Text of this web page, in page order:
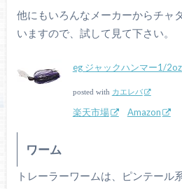
他にもいろんなメーカーからチャ
いますので、試して見て下さい。
eg ジャックハンマー1/
posted with カエレバ
楽天市場 Amazon
ワーム
トレーラーワームは、ピンテール